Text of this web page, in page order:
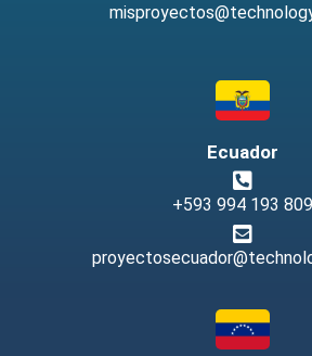
Ecuador
+593 994 193 809